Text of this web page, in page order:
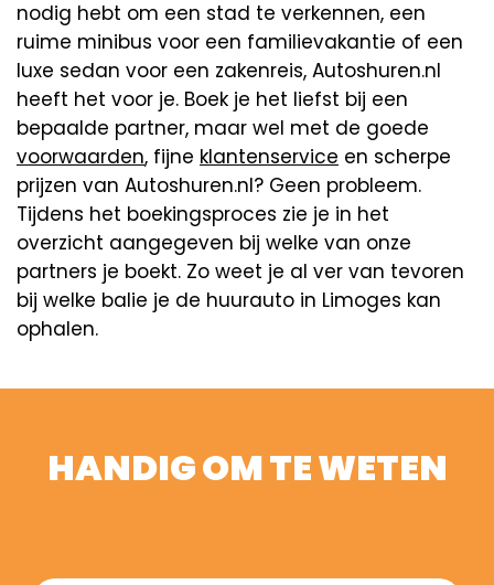
nodig hebt om een stad te verkennen, een
ruime minibus voor een familievakantie of een
luxe sedan voor een zakenreis, Autoshuren.nl
heeft het voor je. Boek je het liefst bij een
bepaalde partner, maar wel met de goede
voorwaarden, fijne klantenservice en scherpe
prijzen van Autoshuren.nl? Geen probleem.
Tijdens het boekingsproces zie je in het
overzicht aangegeven bij welke van onze
partners je boekt. Zo weet je al ver van tevoren
bij welke balie je de huurauto in Limoges kan
ophalen.
HANDIG OM TE WETEN